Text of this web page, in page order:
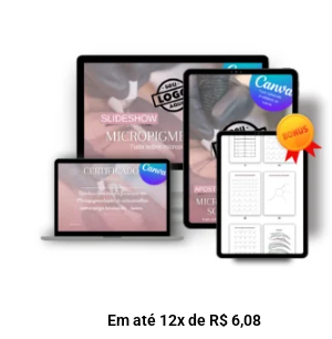
Em até 12x de R$6,08